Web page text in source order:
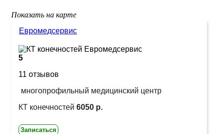
Показать на карте
Евромедсервис
5
11 отзывов
многопрофильный медицинский центр
КТ конечностей 6050 р.
Записаться